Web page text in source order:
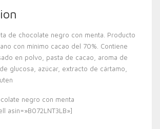
de chocolate negro con menta. Producto
con mínimo cacao del 70%. Contiene
en polvo, pasta de cacao, aroma de
glucosa, azúcar, extracto de cártamo,
negro con menta
asin=»B072LNT3LB»]